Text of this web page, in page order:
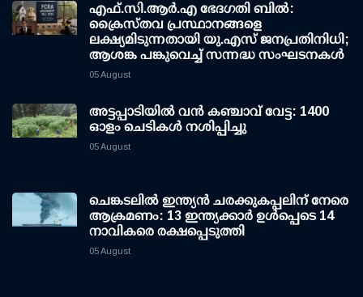
എഫ്.സി.ആര്‍.എ ഭേദഗതി ബില്‍:
ക്രൈസ്തവ പ്രസ്ഥാനങ്ങളെ
ലക്ഷ്യമിടുന്നതായി യു.എസ് ജനപ്രതിനിധി;
ആശങ്ക പങ്കുവെച്ച് സന്നദ്ധ സംഘടനകള്‍
05 August
അട്ടപ്പാടിയില്‍ വന്‍ കഞ്ചാവ് വേട്ട: 1400
ഓളം ചെടികള്‍ നശിപ്പിച്ചു
05 August
ചെങ്കടലില്‍ ഇന്ത്യന്‍ ചരക്കുകപ്പലിന് നേരെ
ആക്രമണം: 13 ഇന്ത്യക്കാര്‍ ഉള്‍പ്പെടെ 14
നാവികരെ രക്ഷപ്പെടുത്തി
05 August